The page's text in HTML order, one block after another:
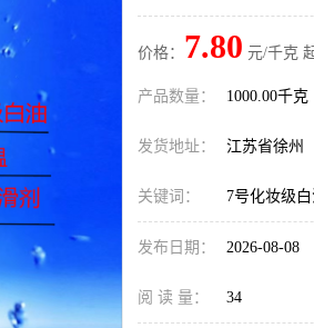
价格： 7.80 元/千克
产品数量： 1000.00千克
发货地址： 江苏省徐州
关键词： 7号化妆级白
发布日期： 2026-08-08
阅 读 量： 34